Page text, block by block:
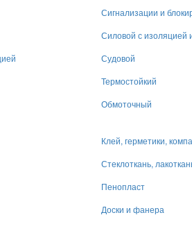
Сигнализации и
Силовой с изоляцией
Судовой
Термостойкий
Обмоточный
Клей, герметики,
Стеклоткань,
Пенопласт
Доски и фанера